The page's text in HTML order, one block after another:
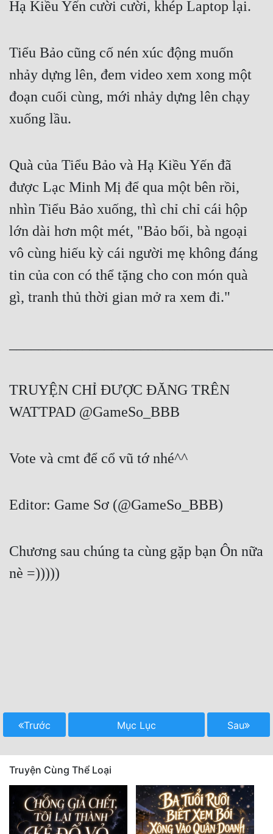
Hạ Kiều Yến cười cười, khép Laptop lại.
Tiểu Bảo cũng cố nén xúc động muốn
nhảy dựng lên, đem video xem xong một
đoạn cuối cùng, mới nhảy dựng lên chạy
xuống lầu.
Quà của Tiểu Bảo và Hạ Kiều Yến đã
được Lạc Minh Mị để qua một bên rồi,
nhìn Tiểu Bảo xuống, thì chỉ chỉ cái hộp
lớn dài hơn một mét, "Bảo bối, bà ngoại
vô cùng hiếu kỳ cái người mẹ không đáng
tin của con có thể tặng cho con món quà
gì, tranh thủ thời gian mở ra xem đi."
TRUYỆN CHỈ ĐƯỢC ĐĂNG TRÊN
WATTPAD @GameSo_BBB
Vote và cmt để cổ vũ tớ nhé^^
Editor: Game Sơ (@GameSo_BBB)
Chương sau chúng ta cùng gặp bạn Ôn nữa
nè =)))))
Trước Mục Lục Sau
Truyện Cùng Thể Loại